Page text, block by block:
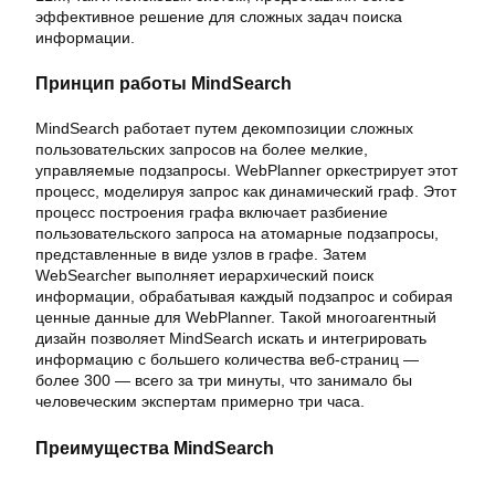
эффективное решение для сложных задач поиска
информации.
Принцип работы MindSearch
MindSearch работает путем декомпозиции сложных
пользовательских запросов на более мелкие,
управляемые подзапросы. WebPlanner оркестрирует этот
процесс, моделируя запрос как динамический граф. Этот
процесс построения графа включает разбиение
пользовательского запроса на атомарные подзапросы,
представленные в виде узлов в графе. Затем
WebSearcher выполняет иерархический поиск
информации, обрабатывая каждый подзапрос и собирая
ценные данные для WebPlanner. Такой многоагентный
дизайн позволяет MindSearch искать и интегрировать
информацию с большего количества веб-страниц —
более 300 — всего за три минуты, что занимало бы
человеческим экспертам примерно три часа.
Преимущества MindSearch